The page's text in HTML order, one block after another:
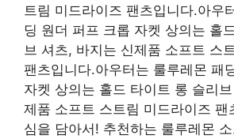
트림 미드라이즈 팬츠입니다.아우
딩 원더 퍼프 크롭 자켓 상의는 홀
브 셔츠, 바지는 신제품 소프트 스
팬츠입니다.아우터는 룰루레몬 패
자켓 상의는 홀드 타이트 롱 슬리
제품 소프트 스트림 미드라이즈 팬
심을 담아서! 추천하는 룰루레몬